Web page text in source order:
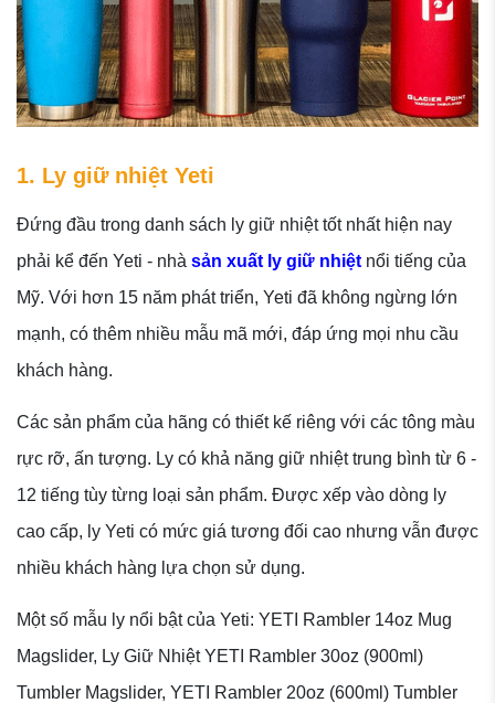
1. Ly giữ nhiệt Yeti
Đứng đầu trong danh sách ly giữ nhiệt tốt nhất hiện nay
phải kể đến Yeti - nhà sản xuất ly giữ nhiệt nổi tiếng của
Mỹ. Với hơn 15 năm phát triển, Yeti đã không ngừng lớn
mạnh, có thêm nhiều mẫu mã mới, đáp ứng mọi nhu cầu
khách hàng.
Các sản phẩm của hãng có thiết kế riêng với các tông màu
rực rỡ, ấn tượng. Ly có khả năng giữ nhiệt trung bình từ 6 -
12 tiếng tùy từng loại sản phẩm. Được xếp vào dòng ly
cao cấp, ly Yeti có mức giá tương đối cao nhưng vẫn được
nhiều khách hàng lựa chọn sử dụng.
Một số mẫu ly nổi bật của Yeti: YETI Rambler 14oz Mug
Magslider, Ly Giữ Nhiệt YETI Rambler 30oz (900ml)
Tumbler Magslider, YETI Rambler 20oz (600ml) Tumbler